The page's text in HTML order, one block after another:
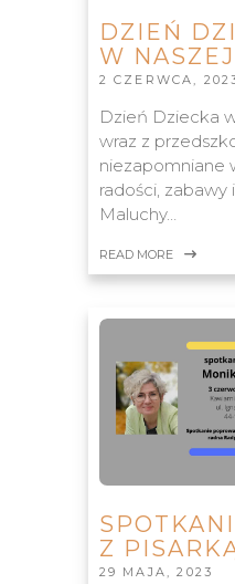
DZIEŃ
W
2 CZERWCA,
Dzień Dziecka
wraz z
niezapomniane
radości, zabawy
Maluchy…
READ MORE
Z
29 MAJA, 2023